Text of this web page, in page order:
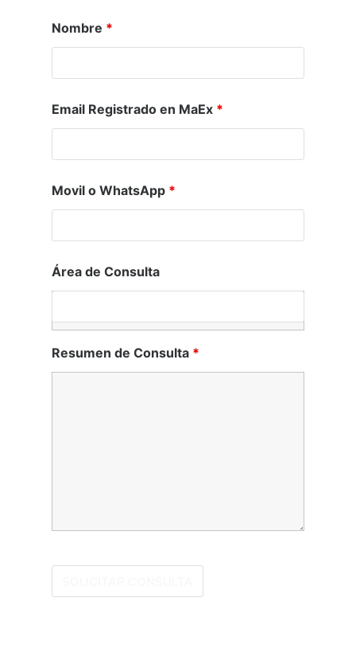
Nombre *
Email Registrado en MaEx *
Movil o WhatsApp *
Área de Consulta
Resumen de Consulta *